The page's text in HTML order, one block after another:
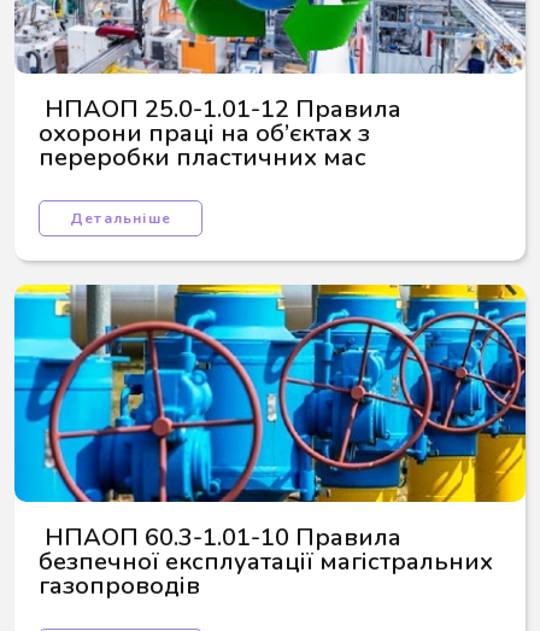
охорони праці на об’єктах з
переробки пластичних мас
Детальніше
безпечної експлуатації магістральних
газопроводів